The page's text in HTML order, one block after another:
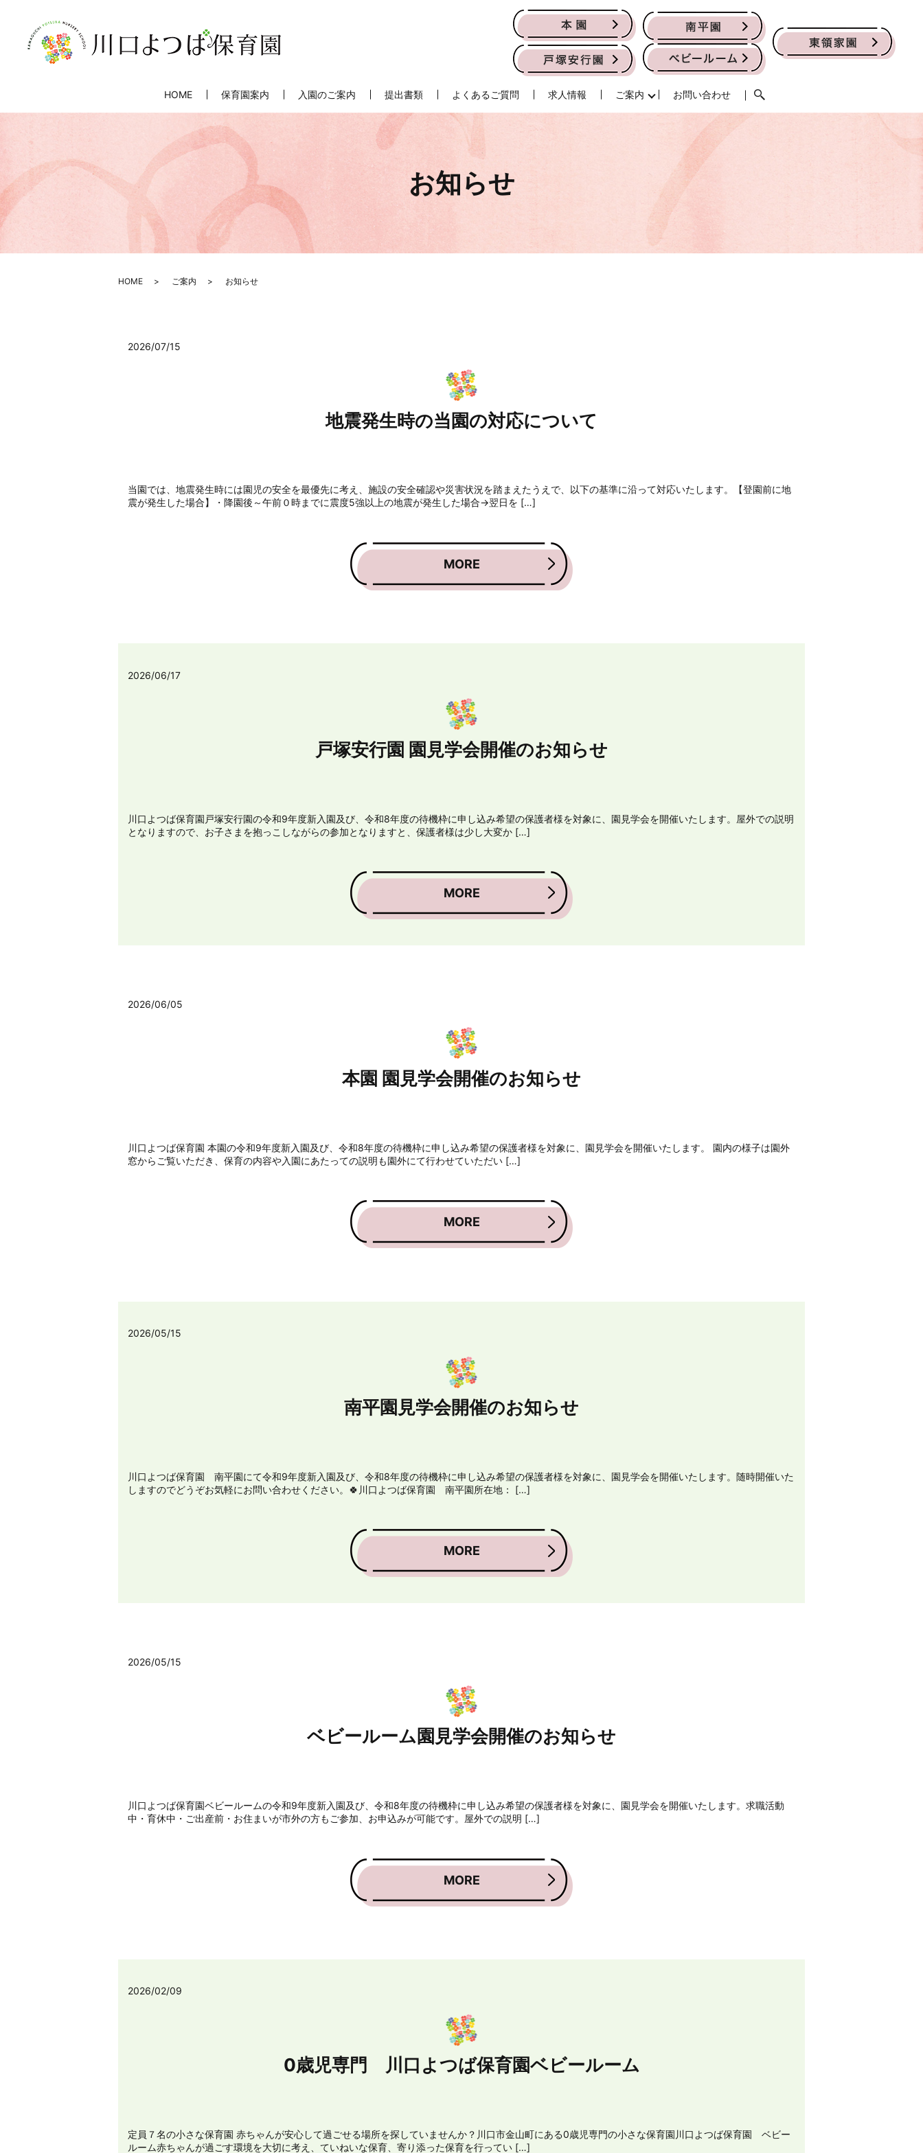
HOME 保育園案内 入園のご案内 提出書類 よくあるご質問 求人情報 ご案内 お問い合わせ
お知らせ
HOME ご案内 お知らせ
2026/07/15
地震発生時の当園の対応について
当園では、地震発生時には園児の安全を最優先に考え、施設の安全確認や災害状況を踏まえたうえで、以下の基準に沿って対応いたします。【登園前に地
震が発生した場合】・降園後～午前０時までに震度5強以上の地震が発生した場合→翌日を […]
MORE
2026/06/17
戸塚安行園 園見学会開催のお知らせ
川口よつば保育園戸塚安行園の令和9年度新入園及び、令和8年度の待機枠に申し込み希望の保護者様を対象に、園見学会を開催いたします。屋外での説明
となりますので、お子さまを抱っこしながらの参加となりますと、保護者様は少し大変か […]
MORE
2026/06/05
本園 園見学会開催のお知らせ
川口よつば保育園 本園の令和9年度新入園及び、令和8年度の待機枠に申し込み希望の保護者様を対象に、園見学会を開催いたします。 園内の様子は園外
窓からご覧いただき、保育の内容や入園にあたっての説明も園外にて行わせていただい […]
MORE
2026/05/15
南平園見学会開催のお知らせ
川口よつば保育園 南平園にて令和9年度新入園及び、令和8年度の待機枠に申し込み希望の保護者様を対象に、園見学会を開催いたします。随時開催いた
しますのでどうぞお気軽にお問い合わせください。🍀川口よつば保育園 南平園所在地： […]
MORE
2026/05/15
ベビールーム園見学会開催のお知らせ
川口よつば保育園ベビールームの令和9年度新入園及び、令和8年度の待機枠に申し込み希望の保護者様を対象に、園見学会を開催いたします。求職活動
中・育休中・ご出産前・お住まいが市外の方もご参加、お申込みが可能です。屋外での説明 […]
MORE
2026/02/09
0歳児専門 川口よつば保育園ベビールーム
定員７名の小さな保育園 赤ちゃんが安心して過ごせる場所を探していませんか？川口市金山町にある0歳児専門の小さな保育園川口よつば保育園 ベビー
ルーム赤ちゃんが過ごす環境を大切に考え、ていねいな保育、寄り添った保育を行ってい […]